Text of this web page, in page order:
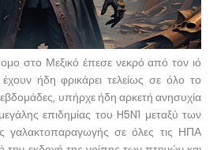
στο Μεξικό έπεσε νεκρό από τον ιό
ήδη φρικάρει τελείως σε όλο το
εβδομάδες, υπήρχε ήδη αρκετή ανησυχία
επιδημίας του H5N1 μεταξύ των
γαλακτοπαραγωγής σε όλες τις ΗΠΑ